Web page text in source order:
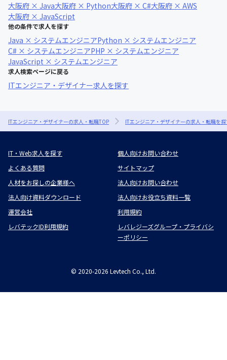
大阪府 × Java大阪府 × Python大阪府 × C#大阪府 × AWS
大阪府 × JavaScript
他の条件で求人を探す
Java × システムエンジニアPython × システムエンジニア
C# × システムエンジニアPHP × システムエンジニア
JavaScript × システムエンジニア
求人検索ページに戻る
ITエンジニア・デザイナー求人を探す
ITエンジニア・デザイナーの求人・転職TOP ITエンジニア・デザイナーの求人・転職を
IT・Web求人を探す
個人向けお問い合わせ
よくある質問
サイトマップ
人材をお探しの企業様へ
法人向けお問い合わせ
法人向け資料ダウンロード
法人向けお役立ち資料一覧
運営会社
利用規約
レバテックID利用規約
レバレジーズグループ・プライバシ
ーポリシー
© 2020-2026 Levtech Co., Ltd.